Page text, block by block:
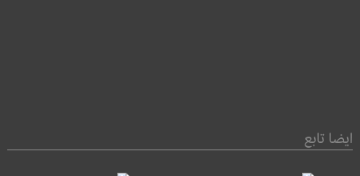
ايضا تابع